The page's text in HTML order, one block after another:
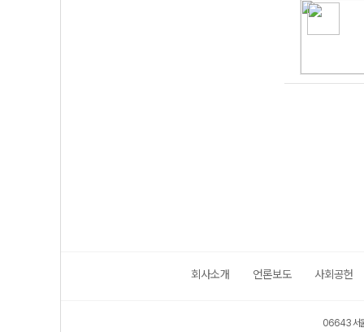
회사소개 언론보도 사회공헌
06643 서